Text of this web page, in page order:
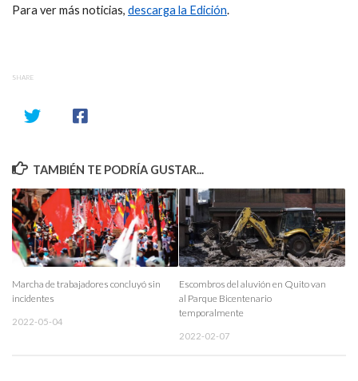
Para ver más noticias, descarga la Edición.
SHARE
TAMBIÉN TE PODRÍA GUSTAR...
Marcha de trabajadores concluyó sin
incidentes
2022-05-04
Escombros del aluvión en Quito van
al Parque Bicentenario
temporalmente
2022-02-07